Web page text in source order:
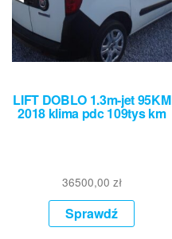
LIFT DOBLO 1.3m-jet 95KM
2018 klima pdc 109tys km
36500,00 zł
Sprawdź